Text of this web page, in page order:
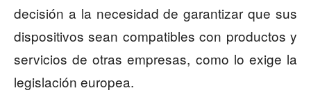
decisión a la necesidad de garantizar que sus
dispositivos sean compatibles con productos y
servicios de otras empresas, como lo exige la
legislación europea.